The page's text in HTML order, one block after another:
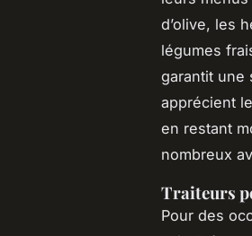
d’olive, les
légumes
garantit une
apprécient
en restant
nombreux
Traiteurs
Pour des